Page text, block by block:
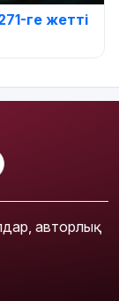
ге жетті
авторлық